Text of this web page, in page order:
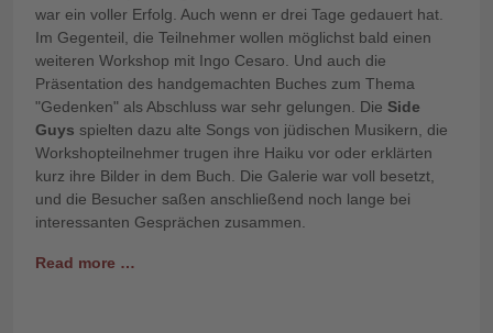
war ein voller Erfolg. Auch wenn er drei Tage gedauert hat.
Im Gegenteil, die Teilnehmer wollen möglichst bald einen
weiteren Workshop mit Ingo Cesaro. Und auch die
Präsentation des handgemachten Buches zum Thema
"Gedenken" als Abschluss war sehr gelungen. Die Side
Guys spielten dazu alte Songs von jüdischen Musikern, die
Workshopteilnehmer trugen ihre Haiku vor oder erklärten
kurz ihre Bilder in dem Buch. Die Galerie war voll besetzt,
und die Besucher saßen anschließend noch lange bei
interessanten Gesprächen zusammen.
Read more …